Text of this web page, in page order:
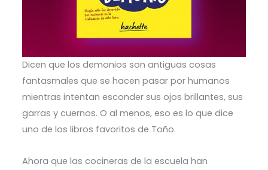
Dicen que los demonios son antiguas cosas
fantasmales que se hacen pasar por humanos
mientras intentan esconder sus ojos brillantes, sus
garras y cuernos. O al menos, eso es lo que dice
uno de los libros favoritos de Toño.
Ahora que las cocineras de la escuela han